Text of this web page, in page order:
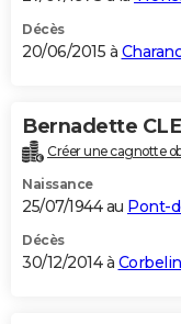
Décès
20/06/2015 à
Bernadette
Créer une cagnotte
Naissance
25/07/1944 au Pont-
Décès
30/12/2014 à Corbelin